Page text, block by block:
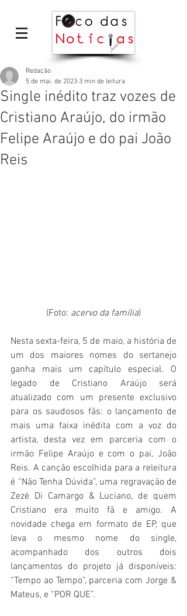
Single inédito traz vozes de
Cristiano Araújo, do irmão
Felipe Araújo e do pai João
Reis
Redação
5 de mai. de 2023 3 min de leitura
(Foto: acervo da família)
Nesta sexta-feira, 5 de maio, a história de
um dos maiores nomes do sertanejo
ganha mais um capítulo especial. O
legado de Cristiano Araújo será
atualizado com um presente exclusivo
para os saudosos fãs: o lançamento de
mais uma faixa inédita com a voz do
artista, desta vez em parceria com o
irmão Felipe Araújo e com o pai, João
Reis. A canção escolhida para a releitura
é “Não Tenha Dúvida”, uma regravação de
Zezé Di Camargo & Luciano, de quem
Cristiano era muito fã e amigo. A
novidade chega em formato de EP, que
leva o mesmo nome do single,
acompanhado dos outros dois
lançamentos do projeto já disponíveis:
“Tempo ao Tempo”, parceria com Jorge &
Mateus, e “POR QUE”.